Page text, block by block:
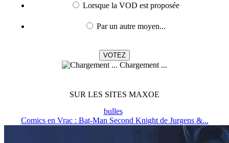
Lorsque la VOD est proposée
Par un autre moyen...
Chargement ...
SUR LES SITES MAXOE
bulles
Comics en Vrac : Bat-Man Second Knight de Jurgens &...